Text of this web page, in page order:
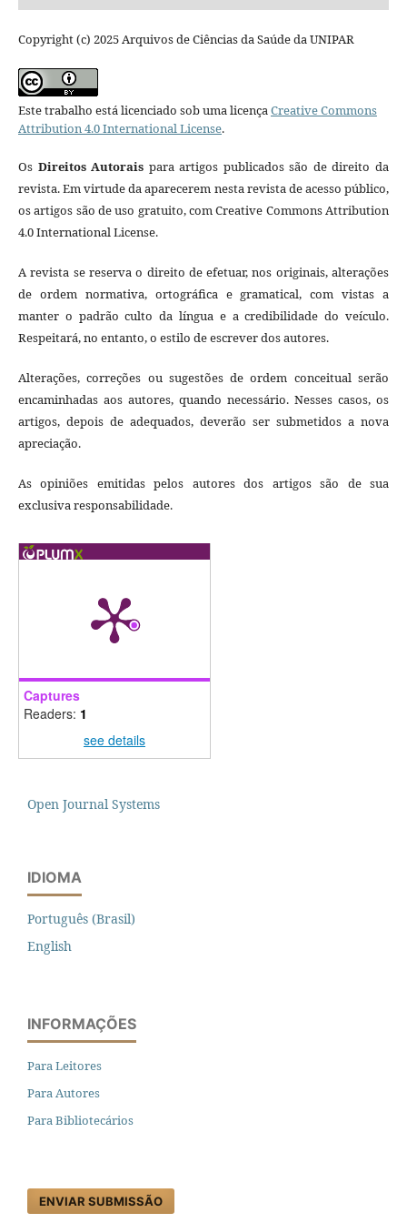
Copyright (c) 2025 Arquivos de Ciências da Saúde da UNIPAR
Este trabalho está licenciado sob uma licençaCreative Commons
Attribution 4.0 International License.
Os Direitos Autorais para artigos publicados são de direito da
revista. Em virtude da aparecerem nesta revista de acesso público,
os artigos são de uso gratuito, com Creative Commons Attribution
4.0 International License.
A revista se reserva o direito de efetuar, nos originais, alterações
de ordem normativa, ortográfica e gramatical, com vistas a
manter o padrão culto da língua e a credibilidade do veículo.
Respeitará, no entanto, o estilo de escrever dos autores.
Alterações, correções ou sugestões de ordem conceitual serão
encaminhadas aos autores, quando necessário. Nesses casos, os
artigos, depois de adequados, deverão ser submetidos a nova
apreciação.
As opiniões emitidas pelos autores dos artigos são de sua
exclusiva responsabilidade.
Captures
Readers: 1
see details
Open Journal Systems
IDIOMA
Português (Brasil)
English
INFORMAÇÕES
Para Leitores
Para Autores
Para Bibliotecários
ENVIAR SUBMISSÃO